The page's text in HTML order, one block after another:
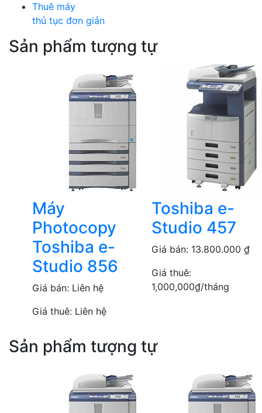
Thuê máy
thủ tục đơn giản
Sản phẩm tượng tự
Máy
Photocopy
Toshiba e-
Studio 856
Giá bán: Liên hệ
Giá thuê: Liên hệ
Toshiba e-
Studio 457
Giá bán: 13.800.000 ₫
Giá thuê:
1,000,000₫/tháng
Sản phẩm tượng tự